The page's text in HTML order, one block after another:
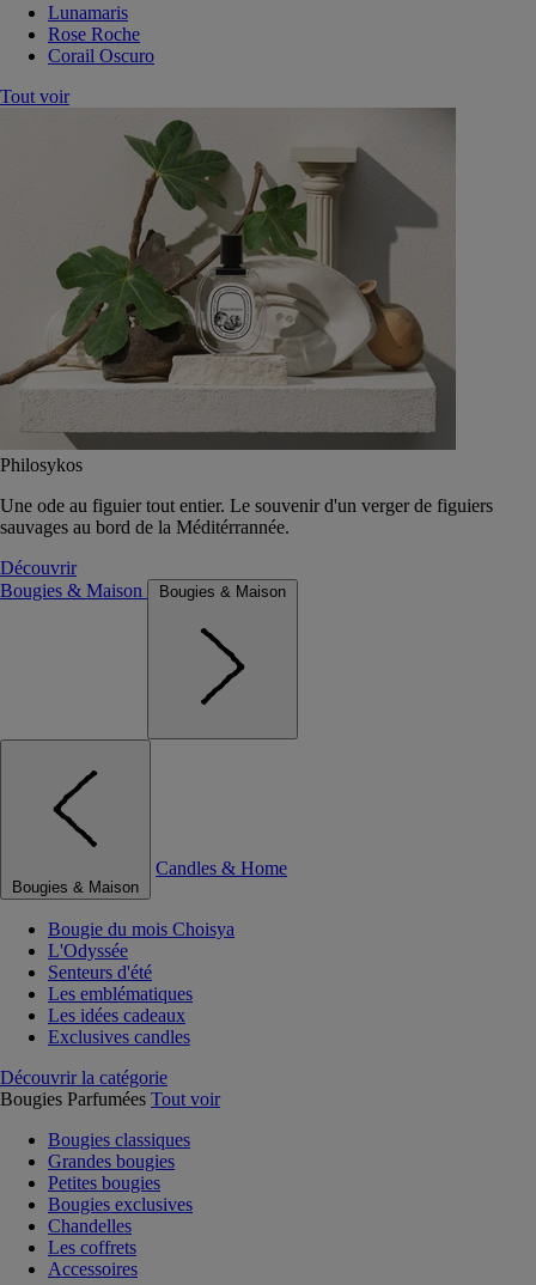
Lunamaris
Rose Roche
Corail Oscuro
Tout voir
Philosykos
Une ode au figuier tout entier. Le souvenir d'un verger de figuiers
sauvages au bord de la Méditérrannée.
Découvrir
Bougies & Maison
Bougies & Maison
Bougies & Maison
Candles & Home
Bougie du mois Choisya
L'Odyssée
Senteurs d'été
Les emblématiques
Les idées cadeaux
Exclusives candles
Découvrir la catégorie
Bougies Parfumées Tout voir
Bougies classiques
Grandes bougies
Petites bougies
Bougies exclusives
Chandelles
Les coffrets
Accessoires